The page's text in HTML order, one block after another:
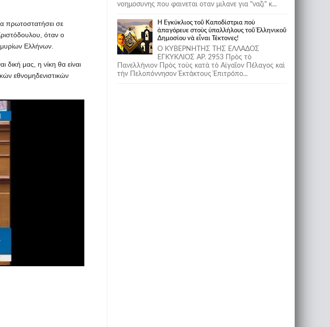
πρωτοστατήσει σε
όταν ο
Ελλήνων.
μας, η νίκη θα είναι
εθνομηδενιστικών
νοημοσυνης που φαινεται οταν μιλανε για "ναζι" κ...
Ἡ Ἐγκύκλιος τοῦ Καποδίστρια ποὺ
ἀπαγόρευε στοὺς ὑπαλλήλους τοῦ Ἑλληνικοῦ
Δημοσίου νὰ εἶναι Τέκτονες!
Ο ΚΥΒΕΡΝΗΤΗΣ ΤΗΣ ΕΛΛΑΔΟΣ
ΕΓΚΥΚΛΙΟΣ ΑΡ. 2953 Πρὸς τὸ
Πανελλήνιον Πρὸς τοὺς κατὰ τὸ Αἰγαῖον Πέλαγος καὶ
τὴν Πελοπόννησον Ἐκτάκτους Ἐπιτρόπο...